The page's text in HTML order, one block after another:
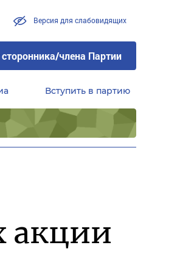
Версия для слабовидящих
члена Партии
Вступить в партию
акции